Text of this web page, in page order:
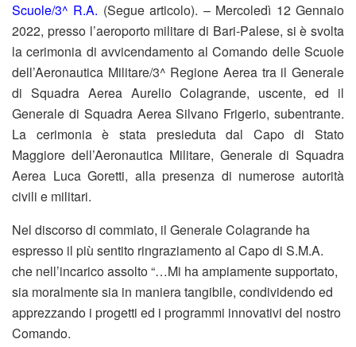
Scuole/3^ R.A. (Segue articolo). – Mercoledì 12 Gennaio
2022, presso l’aeroporto militare di Bari-Palese, si è svolta
la cerimonia di avvicendamento al Comando delle Scuole
dell’Aeronautica Militare/3^ Regione Aerea tra il Generale
di Squadra Aerea Aurelio Colagrande, uscente, ed il
Generale di Squadra Aerea Silvano Frigerio, subentrante.
La cerimonia è stata presieduta dal Capo di Stato
Maggiore dell’Aeronautica Militare, Generale di Squadra
Aerea Luca Goretti, alla presenza di numerose autorità
civili e militari.
Nel discorso di commiato, il Generale Colagrande ha
espresso il più sentito ringraziamento al Capo di S.M.A.
che nell’incarico assolto “…Mi ha ampiamente supportato,
sia moralmente sia in maniera tangibile, condividendo ed
apprezzando i progetti ed i programmi innovativi del nostro
Comando.